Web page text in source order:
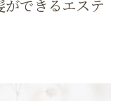
できるエステ